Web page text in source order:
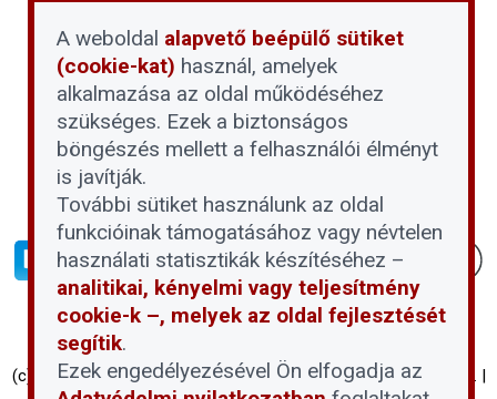
(c) Társasházi Háztartás 2026 | Proptech Digital Investment Zrt. |
A weboldal alapvető beépülő sütiket
(cookie-kat) használ, amelyek
alkalmazása az oldal működéséhez
szükséges. Ezek a biztonságos
böngészés mellett a felhasználói élményt
is javítják.
További sütiket használunk az oldal
funkcióinak támogatásához vagy névtelen
használati statisztikák készítéséhez –
analitikai, kényelmi vagy teljesítmény
cookie-k –, melyek az oldal fejlesztését
segítik.
Ezek engedélyezésével Ön elfogadja az